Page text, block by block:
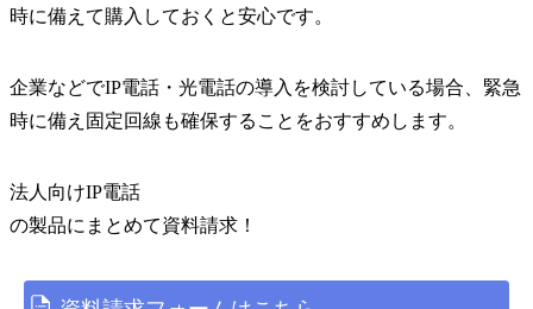
時に備えて購入しておくと安心です。
企業などでIP電話・光電話の導入を検討している場合、緊急
時に備え固定回線も確保することをおすすめします。
法人向けIP電話
の製品にまとめて資料請求！